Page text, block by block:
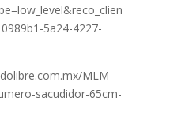
5a24-4227-
MLM-
sacudidor-65cm-